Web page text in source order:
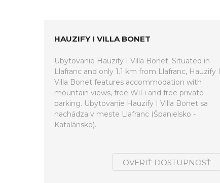
HAUZIFY I VILLA BONET
Ubytovanie Hauzify I Villa Bonet. Situated in
Llafranc and only 1.1 km from Llafranc, Hauzify I
Villa Bonet features accommodation with
mountain views, free WiFi and free private
parking. Ubytovanie Hauzify I Villa Bonet sa
nachádza v meste Llafranc (Španielsko -
Katalánsko).
OVERIŤ DOSTUPNOSŤ